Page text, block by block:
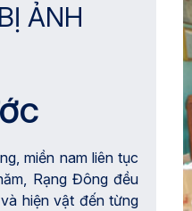
ẢNH
miền nam liên tục
Rạng Đông đều
hiện vật đến từng